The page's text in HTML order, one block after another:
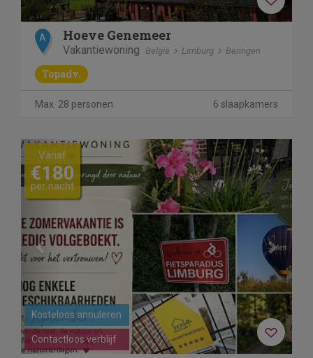
A Hoeve Genemeer
Vakantiewoning België Limburg Beringen
Topadv.
Max. 28 personen 6 slaapkamers
Previous Next
Contactloos verblijf
Kosteloos annuleren
Vanaf
€180
per nacht